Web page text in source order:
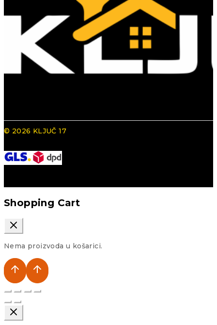
© 2026 KLJUČ 17
Shopping Cart
Nema proizvoda u košarici.